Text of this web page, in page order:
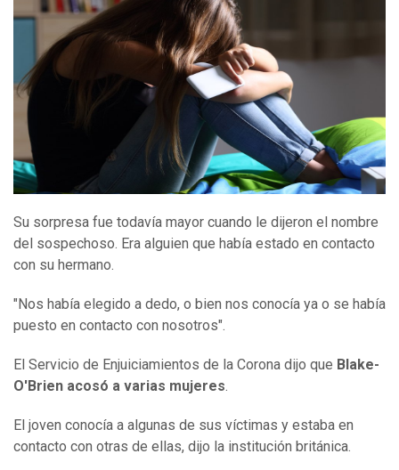
Su sorpresa fue todavía mayor cuando le dijeron el nombre
del sospechoso. Era alguien que había estado en contacto
con su hermano.
"Nos había elegido a dedo, o bien nos conocía ya o se había
puesto en contacto con nosotros".
El Servicio de Enjuiciamientos de la Corona dijo que Blake-
O'Brien acosó a varias mujeres.
El joven conocía a algunas de sus víctimas y estaba en
contacto con otras de ellas, dijo la institución británica.